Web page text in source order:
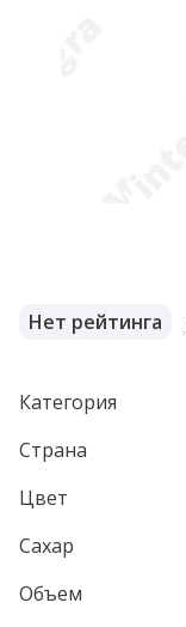
Нет рейтинга
Категория
Страна
Цвет
Сахар
Объем